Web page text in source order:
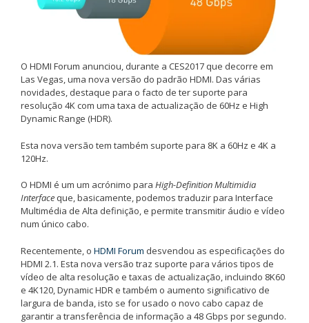
O HDMI Forum anunciou, durante a CES2017 que decorre em
Las Vegas, uma nova versão do padrão HDMI. Das várias
novidades, destaque para o facto de ter suporte para
resolução 4K com uma taxa de actualização de 60Hz e High
Dynamic Range (HDR).
Esta nova versão tem também suporte para 8K a 60Hz e 4K a
120Hz.
O HDMI é um um acrónimo para High-Definition Multimidia
Interface que, basicamente, podemos traduzir para Interface
Multimédia de Alta definição, e permite transmitir áudio e vídeo
num único cabo.
Recentemente, o HDMI Forum desvendou as especificações do
HDMI 2.1. Esta nova versão traz suporte para vários tipos de
vídeo de alta resolução e taxas de actualização, incluindo 8K60
e 4K120, Dynamic HDR e também o aumento significativo de
largura de banda, isto se for usado o novo cabo capaz de
garantir a transferência de informação a 48 Gbps por segundo.